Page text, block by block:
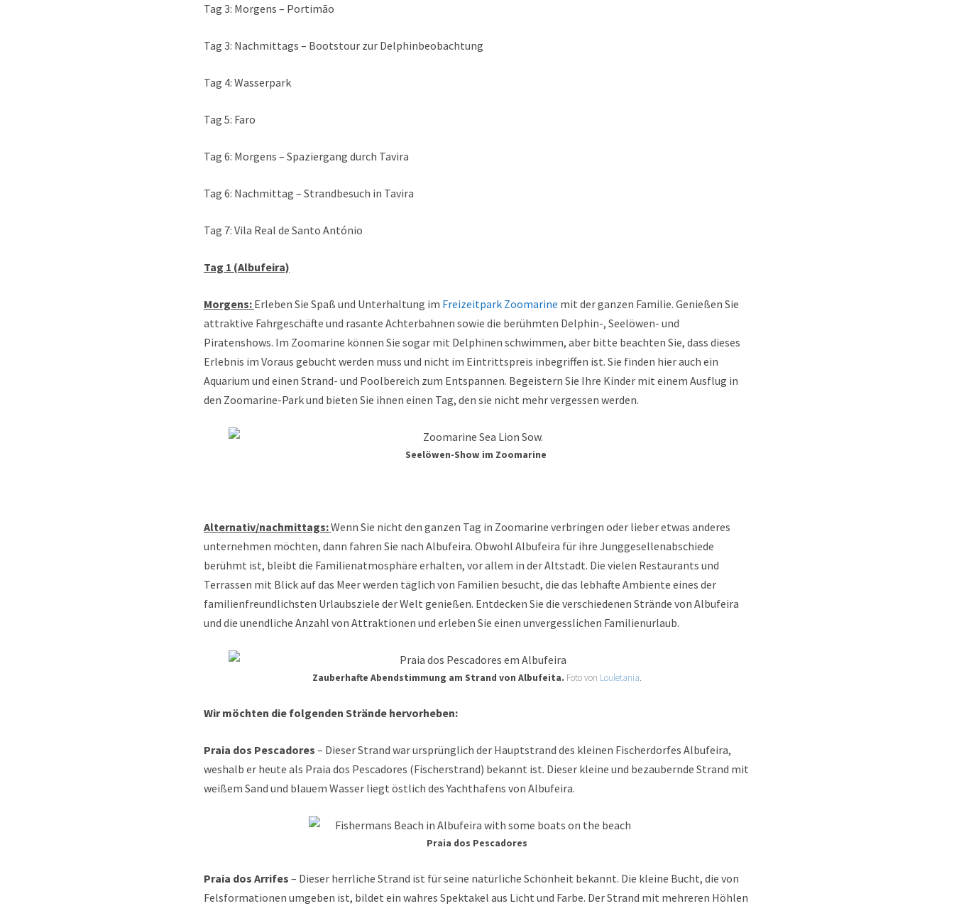
Tag 3: Morgens – Portimão
Tag 3: Nachmittags – Bootstour zur Delphinbeobachtung
Tag 4: Wasserpark
Tag 5: Faro
Tag 6: Morgens – Spaziergang durch Tavira
Tag 6: Nachmittag – Strandbesuch in Tavira
Tag 7: Vila Real de Santo António
Tag 1 (Albufeira)
Morgens: Erleben Sie Spaß und Unterhaltung im Freizeitpark Zoomarine mit der ganzen Familie. Genießen Sie
attraktive Fahrgeschäfte und rasante Achterbahnen sowie die berühmten Delphin-, Seelöwen- und
Piratenshows. Im Zoomarine können Sie sogar mit Delphinen schwimmen, aber bitte beachten Sie, dass dieses
Erlebnis im Voraus gebucht werden muss und nicht im Eintrittspreis inbegriffen ist. Sie finden hier auch ein
Aquarium und einen Strand- und Poolbereich zum Entspannen. Begeistern Sie Ihre Kinder mit einem Ausflug in
den Zoomarine-Park und bieten Sie ihnen einen Tag, den sie nicht mehr vergessen werden.
Seelöwen-Show im Zoomarine
Alternativ/nachmittags:Wenn Sie nicht den ganzen Tag in Zoomarine verbringen oder lieber etwas anderes
unternehmen möchten, dann fahren Sie nach Albufeira. Obwohl Albufeira für ihre Junggesellenabschiede
berühmt ist, bleibt die Familienatmosphäre erhalten, vor allem in der Altstadt. Die vielen Restaurants und
Terrassen mit Blick auf das Meer werden täglich von Familien besucht, die das lebhafte Ambiente eines der
familienfreundlichsten Urlaubsziele der Welt genießen. Entdecken Sie die verschiedenen Strände von Albufeira
und die unendliche Anzahl von Attraktionen und erleben Sie einen unvergesslichen Familienurlaub.
Zauberhafte Abendstimmung am Strand von Albufeita. Foto von Louletania.
Wir möchten die folgenden Strände hervorheben:
Praia dos Pescadores – Dieser Strand war ursprünglich der Hauptstrand des kleinen Fischerdorfes Albufeira,
weshalb er heute als Praia dos Pescadores (Fischerstrand) bekannt ist. Dieser kleine und bezaubernde Strand mit
weißem Sand und blauem Wasser liegt östlich des Yachthafens von Albufeira.
Praia dos Pescadores
Praia dos Arrifes – Dieser herrliche Strand ist für seine natürliche Schönheit bekannt. Die kleine Bucht, die von
Felsformationen umgeben ist, bildet ein wahres Spektakel aus Licht und Farbe. Der Strand mit mehreren Höhlen